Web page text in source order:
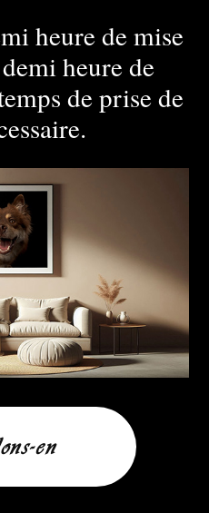
heure de mise
heure de
de prise de
en